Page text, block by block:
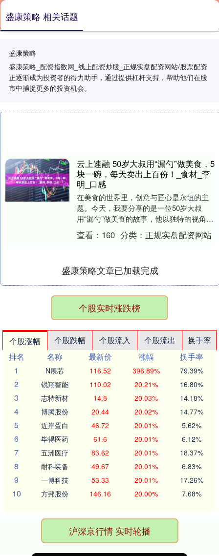
盛康策略
盛康策略_配资指数网_线上配资炒股_正规实盘配资网站/股票配资
正逐渐成为投资者的得力助手，通过提供杠杆支持，帮助他们在股
市中捕捉更多的投资机会。
盛康策略 相关话题
云上速融 50岁大叔用“漏勺”做美食，5
块一碗，每天卖出上百份！_食材_李
明_口感
在美食的世界里，创意与匠心是永恒的主
题。今天，我要分享的是一位50岁大叔
用“漏勺”做美食的故事，他以独特的视角和
精湛的技艺，将普通的食材转化为令人垂
涎的美味佳肴....
查看： 160 分类： 正规实盘配资网站
盛康策略文章已加载完成
个股实时涨跌榜
个股涨幅 个股跌幅 个股流入 个股流出
换手率
排名
名称 最新价 涨幅
换手率
1
N展芯 116.52 396.89% 79.39%
2 锐翔智能 110.02 20.21% 16.80%
3 志特新材 14.8 20.03% 14.18%
4 博腾股份 20.44 20.02% 14.77%
5 近岸蛋白 46.72 20.01% 5.62%
6 毕得医药 61.6 20.01% 6.12%
7 五洲医疗 83.62 20.01% 18.37%
8 耐科装备 49.67 20.01% 6.83%
9 一博科技 53.33 20.01% 17.26%
10 方邦股份 146.16 20.00% 7.68%
沪深京行情 实时轮播